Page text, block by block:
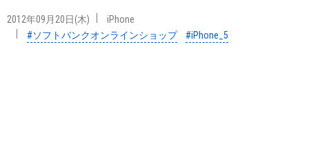
2012年09月20日(木)
iPhone
#ソフトバンクオンラインショップ
#iPhone_5